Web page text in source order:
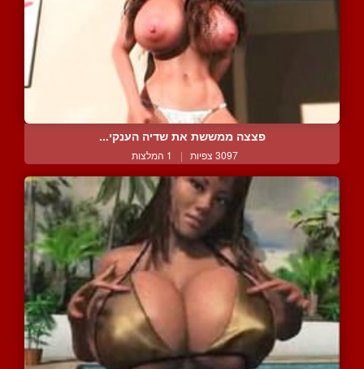
פצצה ממששת את שדיה הענקי...
3097 צפיות | 1 המלצות